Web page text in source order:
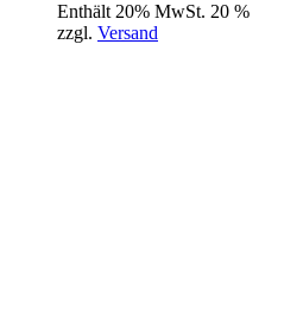
Enthält 20% MwSt. 20 %
zzgl. Versand